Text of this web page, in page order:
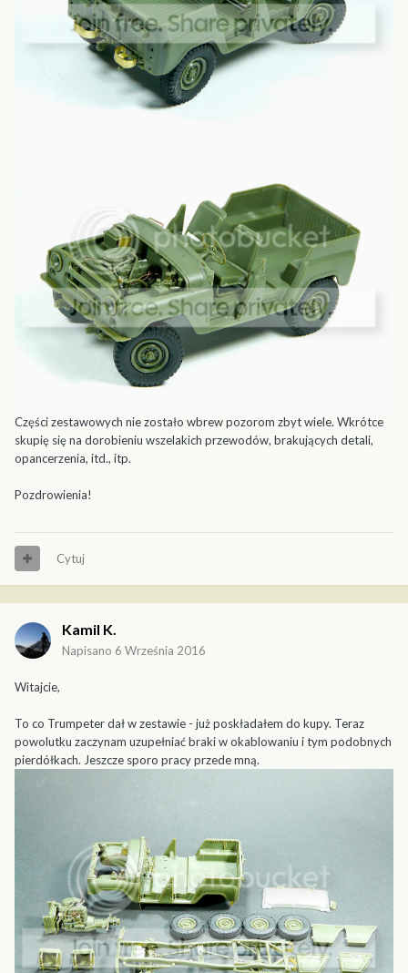
Części zestawowych nie zostało wbrew pozorom zbyt wiele. Wkrótce
skupię się na dorobieniu wszelakich przewodów, brakujących detali,
opancerzenia, itd., itp.
Pozdrowienia!
Cytuj
Kamil K.
Napisano 6 Września 2016
Witajcie,
To co Trumpeter dał w zestawie - już poskładałem do kupy. Teraz
powolutku zaczynam uzupełniać braki w okablowaniu i tym podobnych
pierdółkach. Jeszcze sporo pracy przede mną.